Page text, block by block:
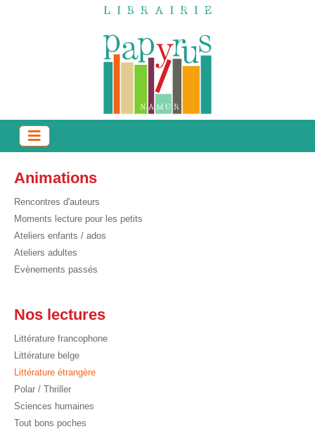
Animations
Rencontres d'auteurs
Moments lecture pour les petits
Ateliers enfants / ados
Ateliers adultes
Evènements passés
Nos lectures
Littérature francophone
Littérature belge
Littérature étrangère
Polar / Thriller
Sciences humaines
Tout bons poches